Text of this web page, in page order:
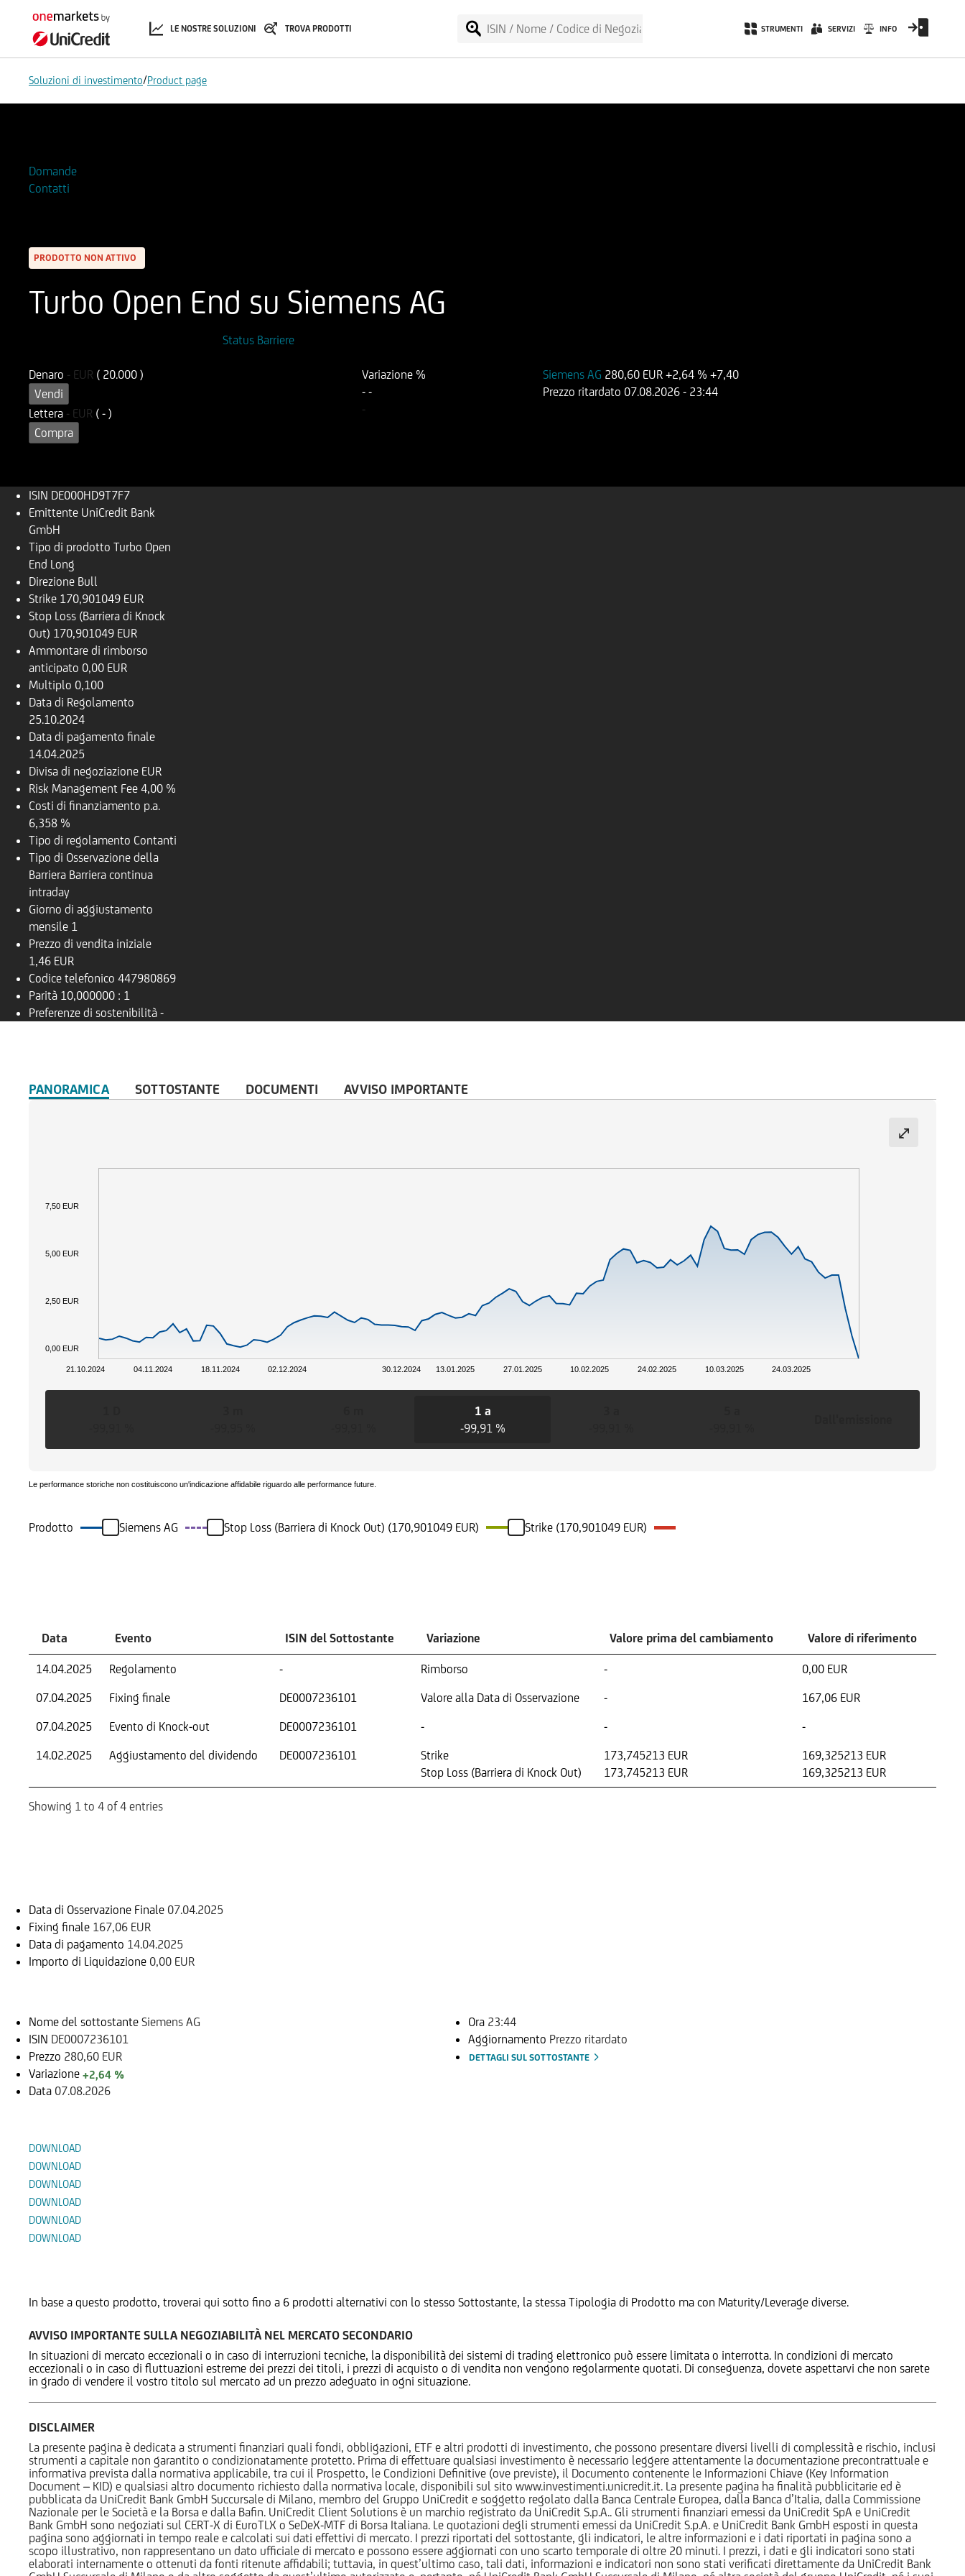
LE NOSTRE SOLUZIONI TROVA PRODOTTI STRUMENTI SERVIZI INFO
Soluzioni di investimento/Product page
Domande
Contatti
PRODOTTO NON ATTIVO
Turbo Open End su Siemens AG
Status Barriere
Denaro - EUR ( 20.000 )
Vendi
Lettera - EUR ( - )
Compra
Variazione %
--
-
Siemens AG 280,60 EUR +2,64 %+7,40
Prezzo ritardato 07.08.2026 - 23:44
ISIN DE000HD9T7F7
Emittente UniCredit Bank
GmbH
Tipo di prodotto Turbo Open
End Long
Direzione Bull
Strike 170,901049 EUR
Stop Loss (Barriera di Knock
Out) 170,901049 EUR
Ammontare di rimborso
anticipato 0,00 EUR
Multiplo 0,100
Data di Regolamento
25.10.2024
Data di pagamento finale
14.04.2025
Divisa di negoziazione EUR
Risk Management Fee 4,00 %
Costi di finanziamento p.a.
6,358 %
Tipo di regolamento Contanti
Tipo di Osservazione della
Barriera Barriera continua
intraday
Giorno di aggiustamento
mensile 1
Prezzo di vendita iniziale
1,46 EUR
Codice telefonico 447980869
Parità 10,000000 : 1
Preferenze di sostenibilità -
PANORAMICA SOTTOSTANTE DOCUMENTI AVVISO IMPORTANTE
04.11.2024 18.11.2024 02.12.2024 13.01.2025 27.01.2025 10.02.2025 24.02.2025 10.03.2025 24.03.2025
21.10.2024 30.12.2024
0,00 EUR
2,50 EUR
5,00 EUR
7,50 EUR
1 a
-99,91 %
Le performance storiche non costituiscono un'indicazione affidabile riguardo alle performance future.
Prodotto Siemens AG Stop Loss (Barriera di Knock Out) (170,901049 EUR) Strike (170,901049 EUR)
Data Evento ISIN del Sottostante Variazione Valore prima del cambiamento Valore di riferimento
14.04.2025 Regolamento - Rimborso -
0,00 EUR
07.04.2025
Fixing finale DE0007236101 Valore alla Data di Osservazione -
167,06 EUR
07.04.2025
Evento di Knock-out DE0007236101 - -
-
14.02.2025
Aggiustamento del dividendo DE0007236101
Strike
Stop Loss (Barriera di Knock Out)
173,745213 EUR
173,745213 EUR
169,325213 EUR
169,325213 EUR
Showing 1 to 4 of 4 entries
Data di Osservazione Finale 07.04.2025
Fixing finale 167,06 EUR
Data di pagamento 14.04.2025
Importo di Liquidazione 0,00 EUR
Nome del sottostante Siemens AG
ISIN DE0007236101
Prezzo 280,60 EUR
Variazione +2,64 %
Data 07.08.2026
Ora 23:44
Aggiornamento Prezzo ritardato
DETTAGLI SUL SOTTOSTANTE
DOWNLOAD
DOWNLOAD
DOWNLOAD
DOWNLOAD
DOWNLOAD
DOWNLOAD
In base a questo prodotto, troverai qui sotto fino a 6 prodotti alternativi con lo stesso Sottostante, la stessa Tipologia di Prodotto ma con Maturity/Leverage diverse.
AVVISO IMPORTANTE SULLA NEGOZIABILITÀ NEL MERCATO SECONDARIO
In situazioni di mercato eccezionali o in caso di interruzioni tecniche, la disponibilità dei sistemi di trading elettronico può essere limitata o interrotta. In condizioni di mercato
eccezionali o in caso di fluttuazioni estreme dei prezzi dei titoli, i prezzi di acquisto o di vendita non vengono regolarmente quotati. Di conseguenza, dovete aspettarvi che non sarete
in grado di vendere il vostro titolo sul mercato ad un prezzo adeguato in ogni situazione.
DISCLAIMER
La presente pagina è dedicata a strumenti finanziari quali fondi, obbligazioni, ETF e altri prodotti di investimento, che possono presentare diversi livelli di complessità e rischio, inclusi
strumenti a capitale non garantito o condizionatamente protetto. Prima di effettuare qualsiasi investimento è necessario leggere attentamente la documentazione precontrattuale e
informativa prevista dalla normativa applicabile, tra cui il Prospetto, le Condizioni Definitive (ove previste), il Documento contenente le Informazioni Chiave (Key Information
Document – KID) e qualsiasi altro documento richiesto dalla normativa locale, disponibili sul sito www.investimenti.unicredit.it. La presente pagina ha finalità pubblicitarie ed è
pubblicata da UniCredit Bank GmbH Succursale di Milano, membro del Gruppo UniCredit e soggetto regolato dalla Banca Centrale Europea, dalla Banca d’Italia, dalla Commissione
Nazionale per le Società e la Borsa e dalla Bafin. UniCredit Client Solutions è un marchio registrato da UniCredit S.p.A.. Gli strumenti finanziari emessi da UniCredit SpA e UniCredit
Bank GmbH sono negoziati sul CERT-X di EuroTLX o SeDeX-MTF di Borsa Italiana. Le quotazioni degli strumenti emessi da UniCredit S.p.A. e UniCredit Bank GmbH esposti in questa
pagina sono aggiornati in tempo reale e calcolati sui dati effettivi di mercato. I prezzi riportati del sottostante, gli indicatori, le altre informazioni e i dati riportati in pagina sono a
scopo illustrativo, non rappresentano un dato ufficiale di mercato e possono essere aggiornati con uno scarto temporale di oltre 20 minuti. I prezzi, i dati e gli indicatori sono stati
elaborati internamente o ottenuti da fonti ritenute affidabili; tuttavia, in quest’ultimo caso, tali dati, informazioni e indicatori non sono stati verificati direttamente da UniCredit Bank